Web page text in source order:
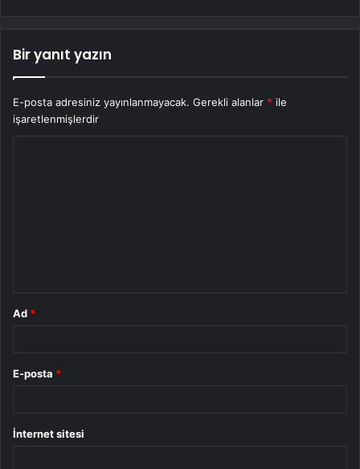
Bir yanıt yazın
E-posta adresiniz yayınlanmayacak. Gerekli alanlar * ile
işaretlenmişlerdir
Ad *
E-posta *
İnternet sitesi